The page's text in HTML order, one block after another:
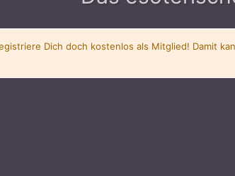
Dich doch kostenlos als Mitglied! Damit